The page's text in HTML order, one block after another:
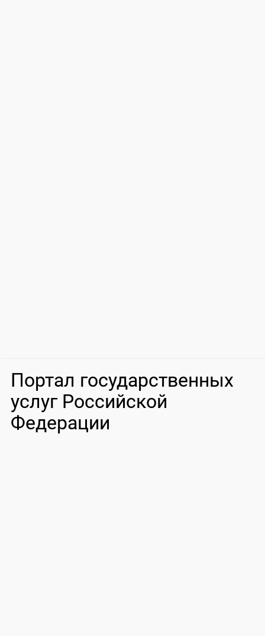
Портал государственных
услуг Российской
Федерации